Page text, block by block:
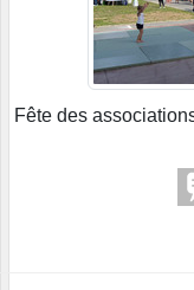
Fête des